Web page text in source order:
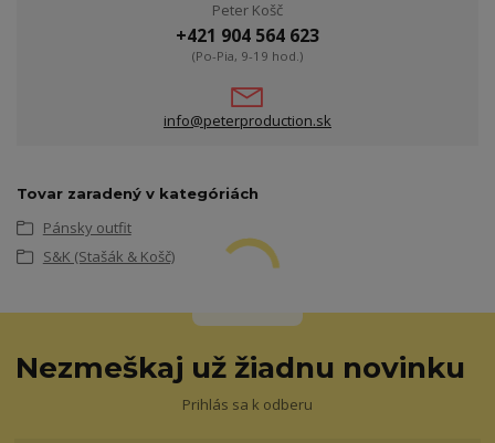
Peter Košč
+421 904 564 623
(Po-Pia, 9-19 hod.)
info@peterproduction.sk
Tovar zaradený v kategóriách
Pánsky outfit
S&K (Stašák & Košč)
Nezmeškaj už žiadnu novinku
Prihlás sa k odberu